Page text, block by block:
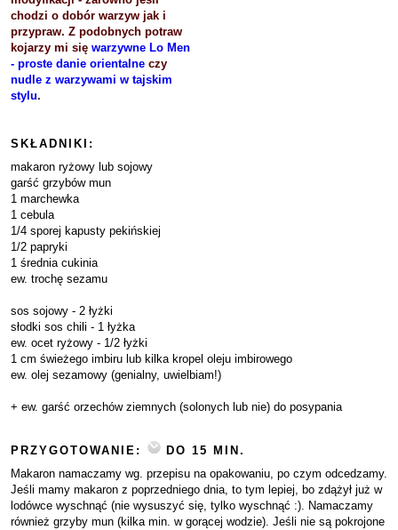
chodzi o dobór warzyw jak i
przypraw. Z podobnych potraw
kojarzy mi się warzywne Lo Men
- proste danie orientalne czy
nudle z warzywami w tajskim
stylu.
SKŁADNIKI:
makaron ryżowy lub sojowy
garść grzybów mun
1 marchewka
1 cebula
1/4 sporej kapusty pekińskiej
1/2 papryki
1 średnia cukinia
ew. trochę sezamu
sos sojowy - 2 łyżki
słodki sos chili - 1 łyżka
ew. ocet ryżowy - 1/2 łyżki
1 cm świeżego imbiru lub kilka kropel oleju imbirowego
ew. olej sezamowy (genialny, uwielbiam!)
+ ew. garść orzechów ziemnych (solonych lub nie) do posypania
PRZYGOTOWANIE:
DO 15 MIN.
Makaron namaczamy wg. przepisu na opakowaniu, po czym odcedzamy.
Jeśli mamy makaron z poprzedniego dnia, to tym lepiej, bo zdążył już w
lodówce wyschnąć (nie wysuszyć się, tylko wyschnąć :). Namaczamy
również grzyby mun (kilka min. w gorącej wodzie). Jeśli nie są pokrojone